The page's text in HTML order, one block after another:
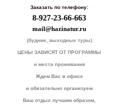
Заказать по телефону:
8-927-23-66-663
mail@hazinatur.ru
(будние, выходные туры)
ЦЕНЫ ЗАВИСЯТ ОТ ПРОГРАММЫ
и места проживания
Ждем Вас в офисе
и обязательно организуем
Ваш отдых лучшим образом,